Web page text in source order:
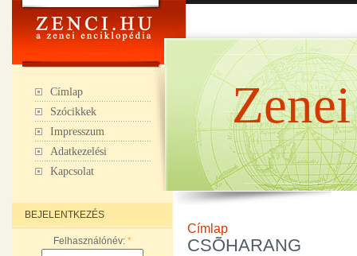
Címlap
Szócikkek
Impresszum
Adatkezelési
Kapcsolat
BEJELENTKEZÉS
Felhasználónév: *
Címlap
CSÕHARANG